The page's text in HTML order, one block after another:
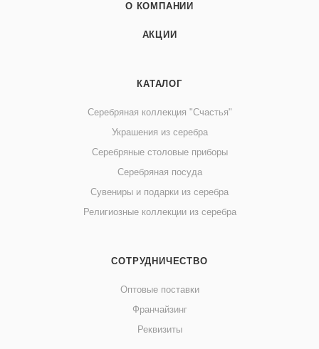
О КОМПАНИИ
АКЦИИ
КАТАЛОГ
Серебряная коллекция "Счастья"
Украшения из серебра
Серебряные столовые приборы
Серебряная посуда
Сувениры и подарки из серебра
Религиозные коллекции из серебра
СОТРУДНИЧЕСТВО
Оптовые поставки
Франчайзинг
Реквизиты